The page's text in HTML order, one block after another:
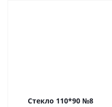
Стекло 110*90 №8